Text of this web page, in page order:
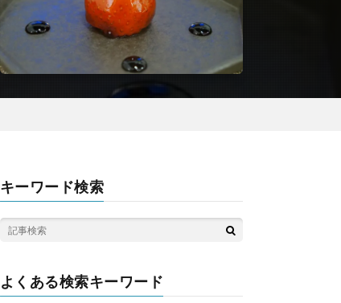
キーワード検索
よくある検索キーワード